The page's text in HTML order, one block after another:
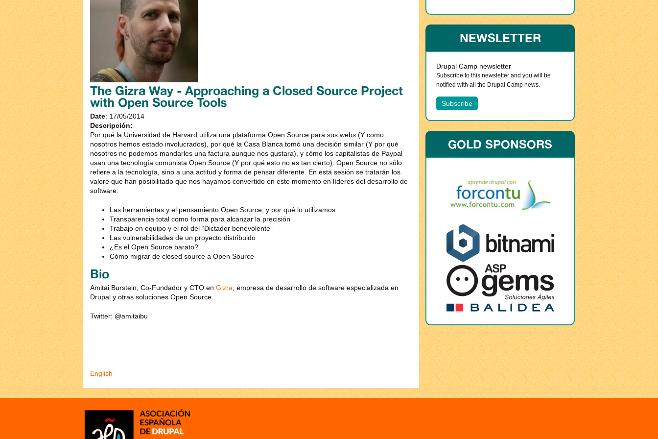
The Gizra Way - Approaching a Closed Source Project
with Open Source Tools
Date: 17/05/2014
Descripción:
Por qué la Universidad de Harvard utiliza una plataforma Open Source para sus webs (Y como
nosotros hemos estado involucrados), por qué la Casa Blanca tomó una decisión similar (Y por qué
nosotros no podemos mandarles una factura aunque nos gustara), y cómo los capitalistas de Paypal
usan una tecnología comunista Open Source (Y por qué esto no es tan cierto). Open Source no sólo
refiere a la tecnología, sino a una actitud y forma de pensar diferente. En esta sesión se tratarán los
valore que han posibilitado que nos hayamos convertido en este momento en líderes del desarrollo de
software:
Las herramientas y el pensamiento Open Source, y por qué lo utilizamos
Transparencia total como forma para alcanzar la precisión
Trabajo en equipo y el rol del “Dictador benevolente”
Las vulnerabilidades de un proyecto distribuido
¿Es el Open Source barato?
Cómo migrar de closed source a Open Source
Bio
Amitai Burstein, Co-Fundador y CTO en Gizra, empresa de desarrollo de software especializada en
Drupal y otras soluciones Open Source.
Twitter: @amitaibu
English
NEWSLETTER
Drupal Camp newsletter
Subscribe to this newsletter and you will be
notified with all the Drupal Camp news.
GOLD SPONSORS